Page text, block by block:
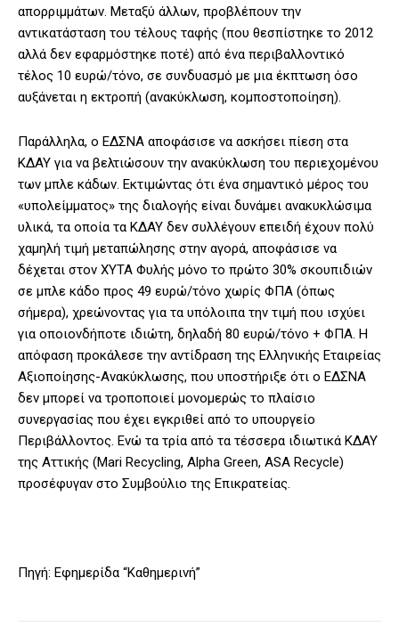
απορριμμάτων. Μεταξύ άλλων, προβλέπουν την
αντικατάσταση του τέλους ταφής (που θεσπίστηκε το 2012
αλλά δεν εφαρμόστηκε ποτέ) από ένα περιβαλλοντικό
τέλος 10 ευρώ/τόνο, σε συνδυασμό με μια έκπτωση όσο
αυξάνεται η εκτροπή (ανακύκλωση, κομποστοποίηση).
Παράλληλα, ο ΕΔΣΝΑ αποφάσισε να ασκήσει πίεση στα
ΚΔΑΥ για να βελτιώσουν την ανακύκλωση του περιεχομένου
των μπλε κάδων. Εκτιμώντας ότι ένα σημαντικό μέρος του
«υπολείμματος» της διαλογής είναι δυνάμει ανακυκλώσιμα
υλικά, τα οποία τα ΚΔΑΥ δεν συλλέγουν επειδή έχουν πολύ
χαμηλή τιμή μεταπώλησης στην αγορά, αποφάσισε να
δέχεται στον ΧΥΤΑ Φυλής μόνο το πρώτο 30% σκουπιδιών
σε μπλε κάδο προς 49 ευρώ/τόνο χωρίς ΦΠΑ (όπως
σήμερα), χρεώνοντας για τα υπόλοιπα την τιμή που ισχύει
για οποιονδήποτε ιδιώτη, δηλαδή 80 ευρώ/τόνο + ΦΠΑ. Η
απόφαση προκάλεσε την αντίδραση της Ελληνικής Εταιρείας
Αξιοποίησης-Ανακύκλωσης, που υποστήριξε ότι ο ΕΔΣΝΑ
δεν μπορεί να τροποποιεί μονομερώς το πλαίσιο
συνεργασίας που έχει εγκριθεί από το υπουργείο
Περιβάλλοντος. Ενώ τα τρία από τα τέσσερα ιδιωτικά ΚΔΑΥ
της Αττικής (Mari Recycling, Alpha Green, ASA Recycle)
προσέφυγαν στο Συμβούλιο της Επικρατείας.
Πηγή: Εφημερίδα “Καθημερινή”